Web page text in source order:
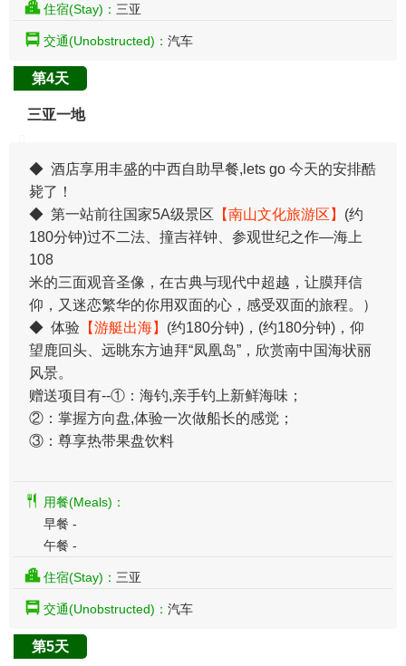
住宿(Stay)： 三亚
交通(Unobstructed)： 汽车
第4天
三亚一地
◆ 酒店享用丰盛的中西自助早餐,lets go 今天的安排酷
毙了！
◆ 第一站前往国家5A级景区 【南山文化旅游区】 (约
180分钟)过不二法、撞吉祥钟、参观世纪之作—海上
108
米的三面观音圣像，在古典与现代中超越，让膜拜信
仰，又迷恋繁华的你用双面的心，感受双面的旅程。）
◆ 体验 【游艇出海】 (约180分钟)，(约180分钟)，仰
望鹿回头、远眺东方迪拜“凤凰岛”，欣赏南中国海状丽
风景。
赠送项目有--①：海钓,亲手钓上新鲜海味；
②：掌握方向盘,体验一次做船长的感觉；
③：尊享热带果盘饮料
用餐(Meals)：
早餐 -
午餐 -
住宿(Stay)： 三亚
交通(Unobstructed)： 汽车
第5天